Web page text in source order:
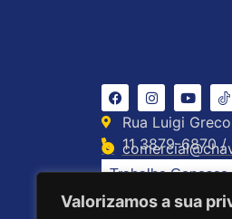
Valorizamos a sua
Rua Luigi
11 3879-6870 /
Trabalhe Conosco